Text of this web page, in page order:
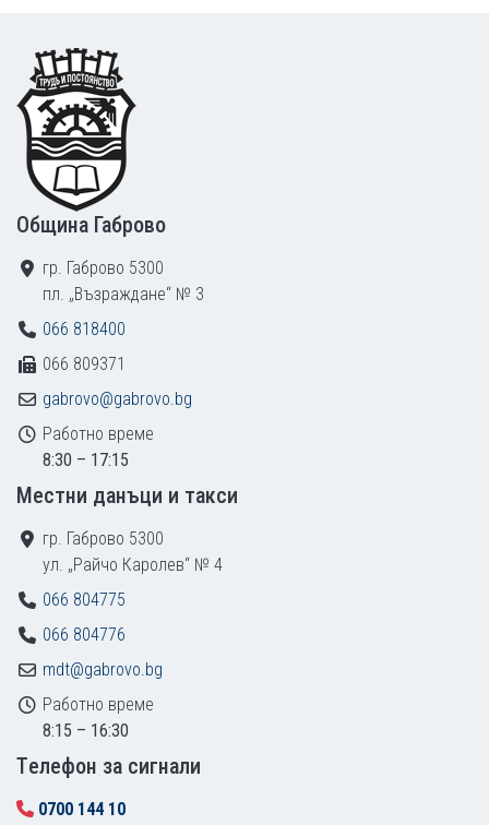
Footer
Община Габрово
гр. Габрово 5300
пл. „Възраждане“ № 3
066 818400
066 809371
gabrovo@gabrovo.bg
Работно време
8:30 – 17:15
Местни данъци и такси
гр. Габрово 5300
ул. „Райчо Каролев“ № 4
066 804775
066 804776
mdt@gabrovo.bg
Работно време
8:15 – 16:30
Tелефон за сигнали
0700 144 10